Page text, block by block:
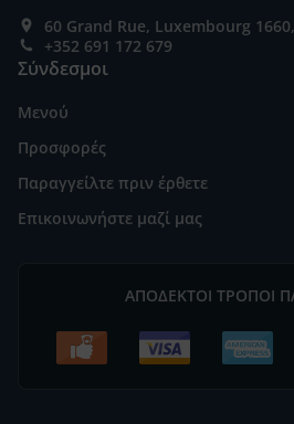
60 Grand Rue, Luxembourg
+352 691 172 679
Σύνδεσμοι
Μενού
Προσφορές
Παραγγείλτε πριν έρθετε
Επικοινωνήστε μαζί μας
ΑΠΟΔΕΚΤΟΊ ΤΡΌΠΟΙ